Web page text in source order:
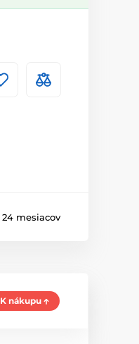
24 mesiacov
K nákupu